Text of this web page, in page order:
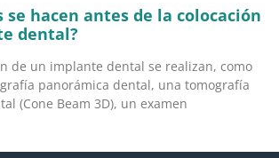
se hacen antes de la colocación
dental?
de un implante dental se realizan, como
panorámica dental, una tomografía
(Cone Beam 3D), un examen